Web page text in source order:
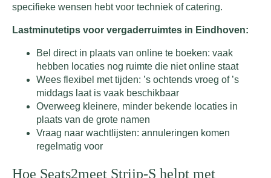
specifieke wensen hebt voor techniek of catering.
Lastminutetips voor vergaderruimtes in Eindhoven:
Bel direct in plaats van online te boeken: vaak
hebben locaties nog ruimte die niet online staat
Wees flexibel met tijden: ’s ochtends vroeg of ’s
middags laat is vaak beschikbaar
Overweeg kleinere, minder bekende locaties in
plaats van de grote namen
Vraag naar wachtlijsten: annuleringen komen
regelmatig voor
Hoe Seats2meet Strijp-S helpt met